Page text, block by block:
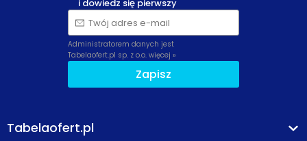
i dowiedz się pierwszy
Twój adres e-mail
Administratorem danych jest
Tabelaofert.pl sp. z o.o. więcej »
Zapisz
Tabelaofert.pl